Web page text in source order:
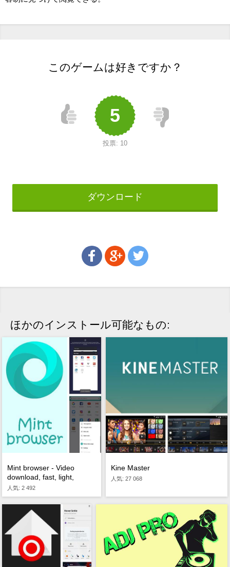
このゲームは好きですか？
5
投票: 10
ダウンロード
ほかのインストール可能なもの:
Mint browser - Video
download, fast, light,
secure
人気: 2 492
Kine Master
人気: 27 068